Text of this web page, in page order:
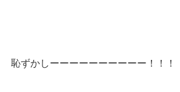
恥ずかしーーーーーーーーーー！！！